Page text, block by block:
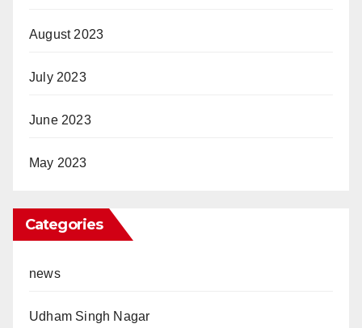
August 2023
July 2023
June 2023
May 2023
Categories
news
Udham Singh Nagar